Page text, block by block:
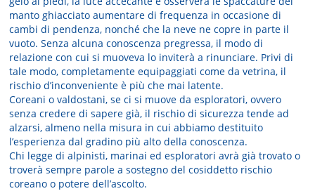
manto ghiacciato aumentare di frequenza in occasione di
cambi di pendenza, nonché che la neve ne copre in parte il
vuoto. Senza alcuna conoscenza pregressa, il modo di
relazione con cui si muoveva lo inviterà a rinunciare. Privi di
tale modo, completamente equipaggiati come da vetrina, il
rischio d’inconveniente è più che mai latente.
Coreani o valdostani, se ci si muove da esploratori, ovvero
senza credere di sapere già, il rischio di sicurezza tende ad
alzarsi, almeno nella misura in cui abbiamo destituito
l’esperienza dal gradino più alto della conoscenza.
Chi legge di alpinisti, marinai ed esploratori avrà già trovato o
troverà sempre parole a sostegno del cosiddetto rischio
coreano o potere dell’ascolto.